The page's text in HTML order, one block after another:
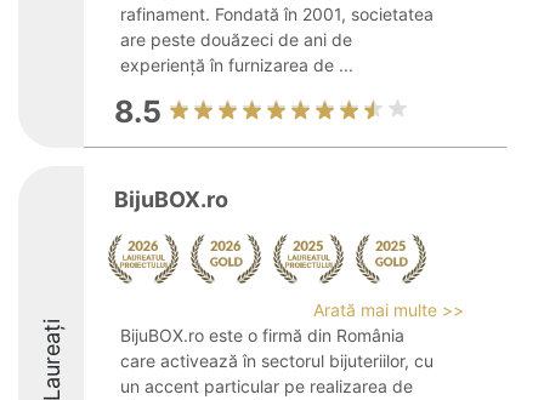
rafinament. Fondată în 2001, societatea
are peste douăzeci de ani de
experiență în furnizarea de ...
8.5
Laureați
BijuBOX.ro
Arată mai multe >>
BijuBOX.ro este o firmă din România
care activează în sectorul bijuteriilor, cu
un accent particular pe realizarea de